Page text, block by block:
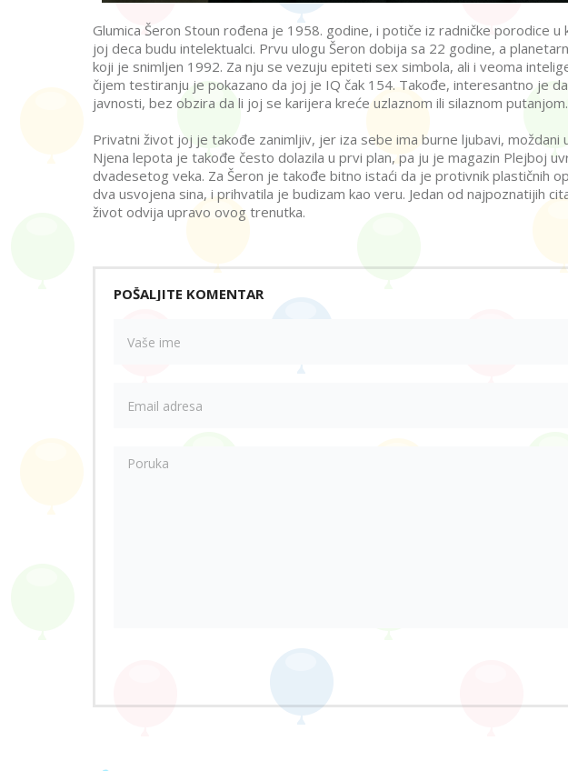
Glumica Šeron Stoun rođena je 1958. godine, i potiče iz radničke porodice
joj deca budu intelektualci. Prvu ulogu Šeron dobija sa 22 godine, a
koji je snimljen 1992. Za nju se vezuju epiteti sex simbola, ali i veoma
čijem testiranju je pokazano da joj je IQ čak 154. Takođe, interesantno je
javnosti, bez obzira da li joj se karijera kreće uzlaznom ili silaznom putanjom.
Privatni život joj je takođe zanimljiv, jer iza sebe ima burne ljubavi, moždani
Njena lepota je takođe često dolazila u prvi plan, pa ju je magazin Plejboj
dvadesetog veka. Za Šeron je takođe bitno istaći da je protivnik plastičnih
dva usvojena sina, i prihvatila je budizam kao veru. Jedan od najpoznatijih
život odvija upravo ovog trenutka.
POŠALJITE KOMENTAR